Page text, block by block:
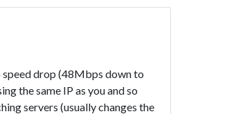
speed drop (48Mbps down to
the same IP as you and so
servers (usually changes the